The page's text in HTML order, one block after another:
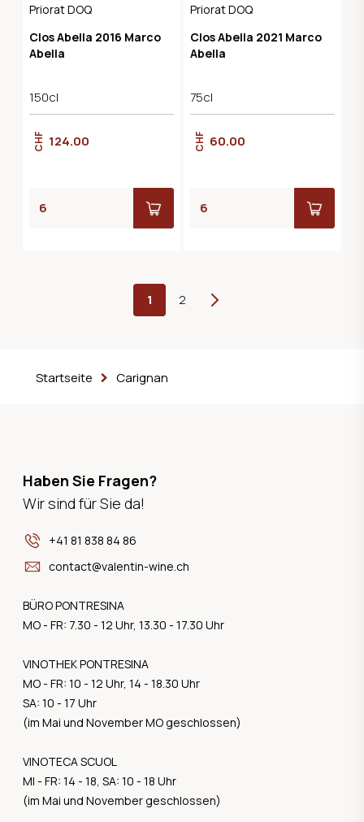
Priorat DOQ
Clos Abella 2016 Marco
Abella
150cl
CHF 124.00
Priorat DOQ
Clos Abella 2021 Marco
Abella
75cl
CHF 60.00
1 2 Weiter
Startseite Carignan
Haben Sie Fragen?
Wir sind für Sie da!
+41 81 838 84 86
contact@valentin-wine.ch
BÜRO PONTRESINA
MO - FR: 7.30 - 12 Uhr, 13.30 - 17.30 Uhr
VINOTHEK PONTRESINA
MO - FR: 10 - 12 Uhr, 14 - 18.30 Uhr
SA: 10 - 17 Uhr
(im Mai und November MO geschlossen)
VINOTECA SCUOL
MI - FR: 14 - 18, SA: 10 - 18 Uhr
(im Mai und November geschlossen)